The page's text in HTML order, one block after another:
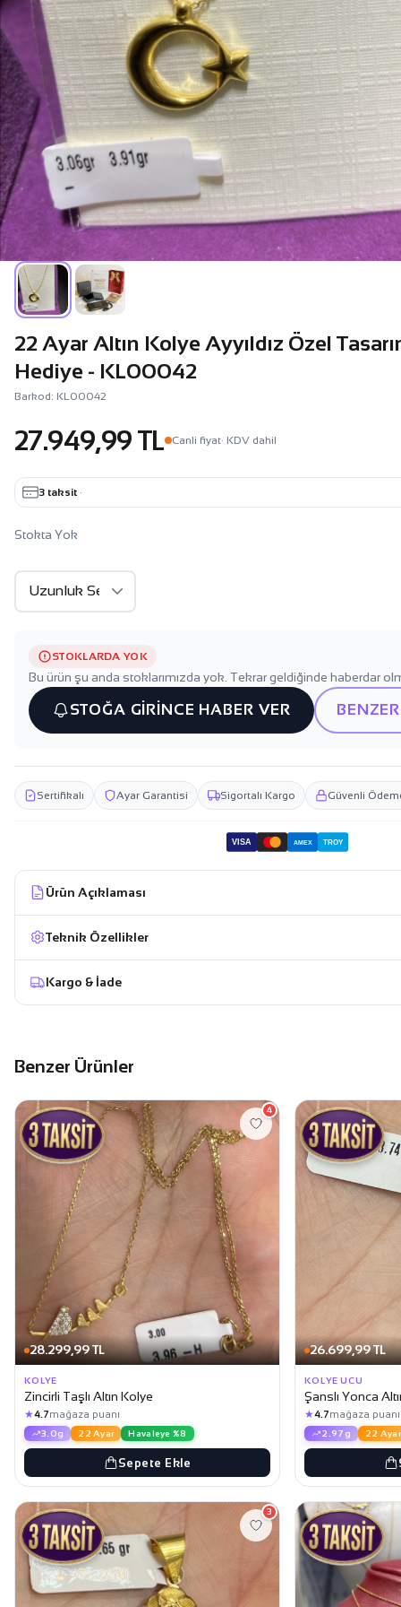
22 Ayar Altın Kolye Ayyıldız Özel
Hediye - KL00042
Barkod: KL00042
27.949,99 TL Canli fiyat· KDV dahil
3 taksit ·
Stokta Yok
STOKLARDA YOK
Bu ürün şu anda stoklarımızda yok. Tekrar geldiğinde haberdar
STOĞA GİRİNCE HABER VER
Sertifikalı Ayar Garantisi Sigortalı Kargo Güvenli
VISA AMEX TROY
Ürün Açıklaması
Teknik Özellikler
Kargo & İade
Benzer Ürünler
28.299,99 TL
4
KOLYE
Zincirli Taşlı Altın Kolye
★4.7mağaza puanı
3.0g 22 Ayar Havaleye %8
Sepete Ekle
26.699,99 TL
KOLYE UCU
Şanslı Yonca
★4.7mağaza puanı
2.97g 22 Ayar
3